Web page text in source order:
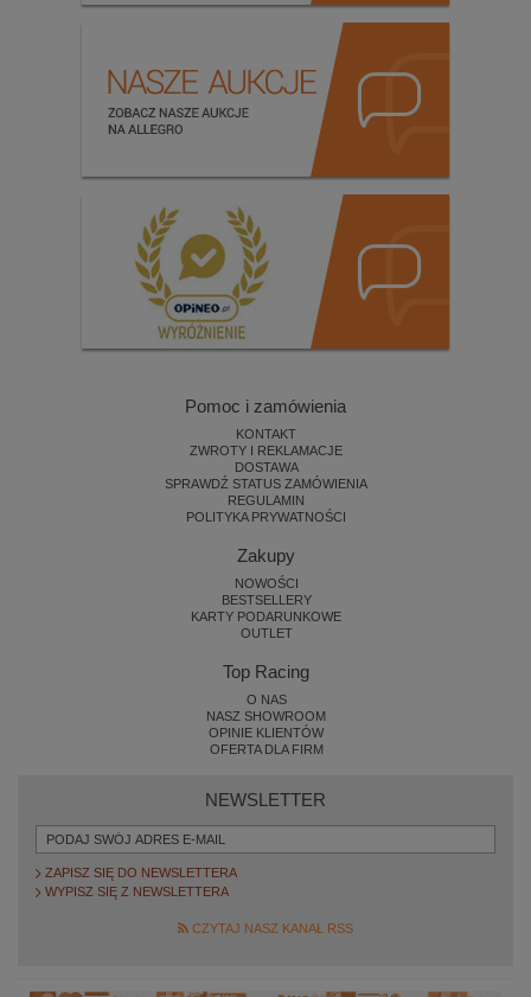
Pomoc i zamówienia
KONTAKT
ZWROTY I REKLAMACJE
DOSTAWA
SPRAWDŹ STATUS ZAMÓWIENIA
REGULAMIN
POLITYKA PRYWATNOŚCI
Zakupy
NOWOŚCI
BESTSELLERY
KARTY PODARUNKOWE
OUTLET
Top Racing
O NAS
NASZ SHOWROOM
OPINIE KLIENTÓW
OFERTA DLA FIRM
NEWSLETTER
ZAPISZ SIĘ DO NEWSLETTERA
WYPISZ SIĘ Z NEWSLETTERA
CZYTAJ NASZ KANAŁ RSS